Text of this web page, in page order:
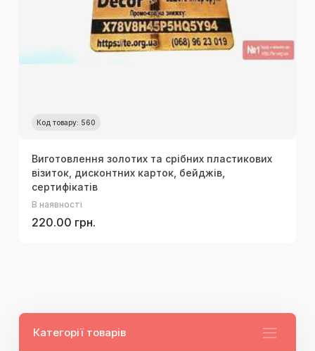
Код товару: 560
Виготовлення золотих та срібних пластикових
візиток, дисконтних карток, бейджів,
сертифікатів
В наявності
220.00 грн.
Категорії товарів